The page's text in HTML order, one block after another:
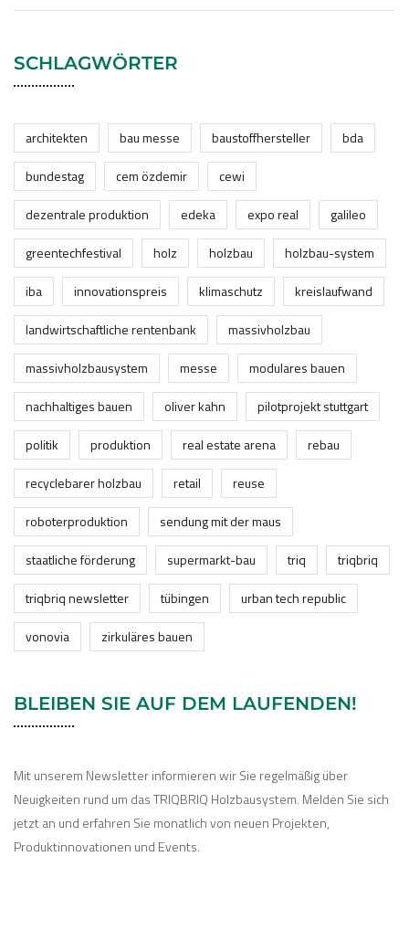
SCHLAGWÖRTER
architekten bau messe baustoffhersteller
bda
bundestag
cem özdemir
cewi
dezentrale produktion
edeka expo real
galileo
greentechfestival
holz holzbau
holzbau-system
iba
innovationspreis klimaschutz
kreislaufwand
landwirtschaftliche rentenbank
massivholzbau
massivholzbausystem
messe
modulares bauen
nachhaltiges bauen
oliver kahn
pilotprojekt stuttgart
politik
produktion real estate arena
rebau
recyclebarer holzbau
retail
reuse
roboterproduktion
sendung mit der maus
staatliche förderung
supermarkt-bau triq
triqbriq
triqbriq newsletter
tübingen
urban tech republic
vonovia
zirkuläres bauen
BLEIBEN SIE AUF DEM LAUFENDEN!
Mit unserem Newsletter informieren wir Sie regelmäßig über
Neuigkeiten rund um das TRIQBRIQ Holzbausystem. Melden Sie sich
jetzt an und erfahren Sie monatlich von neuen Projekten,
Produktinnovationen und Events.